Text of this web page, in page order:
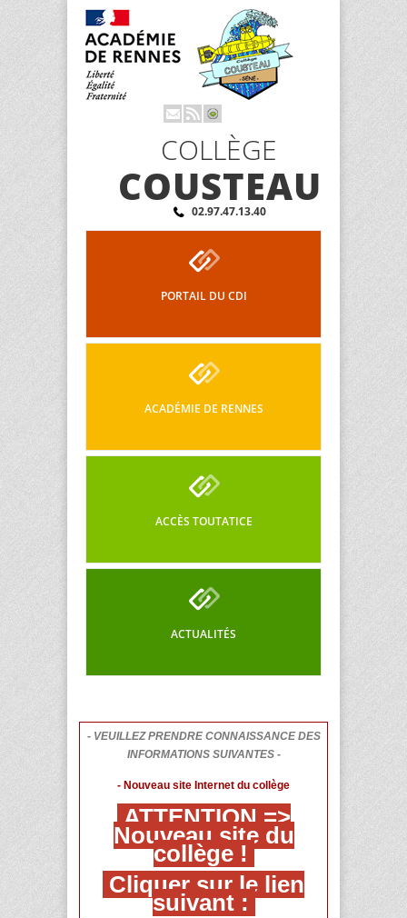
COLLÈGE
COUSTEAU
02.97.47.13.40
PORTAIL DU CDI
ACADÉMIE DE RENNES
ACCÈS TOUTATICE
ACTUALITÉS
- VEUILLEZ PRENDRE CONNAISSANCE DES
INFORMATIONS SUIVANTES -
- Nouveau site Internet du collège
ATTENTION =>
Nouveau site du
collège !
Cliquer sur le lien
suivant :